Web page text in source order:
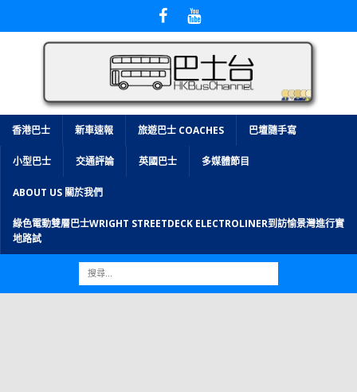
香港巴士 新車速報 旅遊巴士 COACHES 巴壇隨手寫
小型巴士 交通評論 英國巴士 多媒體節目
ABOUT US 關於我們
綠色電動雙層巴士WRIGHT STREETDECK ELECTROLINER到訪愉景灣進行實
地路試